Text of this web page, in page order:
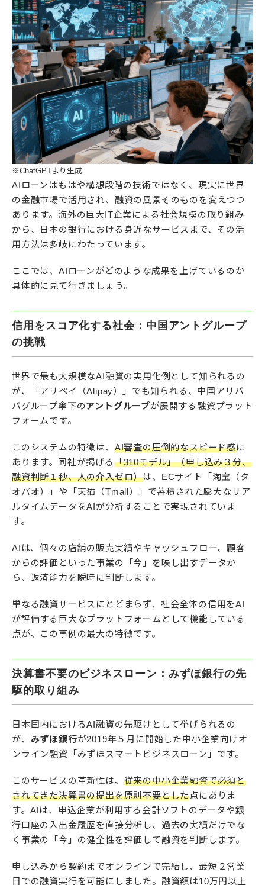
※ChatGPTより生成
AIローンはもはや構想段階の技術ではなく、現実に世界
の金融市場で活用され、融資の風景そのものを変えつつ
あります。海外の巨大IT企業による社会規模の取り組み
から、日本の銀行における身近なサービスまで、その活
用方法は多岐にわたっています。​
ここでは、AIローンがどのような成果を上げているのか
具体的に見て行きましょう。
信用をスコア化する社会：中国アントグループ
の挑戦
世界で最も大規模なAI融資の実用化例として知られるの
が、「アリペイ（Alipay）」でも知られる、中国アリバ
バグループ傘下のアントグループが展開する融資プラット
フォームです。​
このシステムの特徴は、 AI審査の圧倒的なスピード感に
あります。同社が掲げる 「310モデル」（申し込み３分、
融資判断１秒、人の介入ゼロ）は、ECサイト「淘宝（タ
オバオ）」や「天猫（Tmall）」で蓄積された膨大なリア
ルタイムデータをAIが分析することで実現されていま
す。
AIは、個々の店舗の販売実績やキャッシュフロー、顧客
からの評価といった事業の「今」を映し出すデータか
ら、返済能力を瞬時に判断します。​
単なる融資サービスにとどまらず、社会全体の信用をAI
が評価する巨大なプラットフォームとして機能している
点が、この事例の最大の特徴です。​
決算書不要のビジネスローン：みずほ銀行の先
駆的取り組み
日本国内におけるAI融資の先駆けとして挙げられるの
が、 みずほ銀行が2019年５月に開始した中小企業向けオ
ンライン融資「みずほスマートビジネスローン」です。​
このサービスの革新性は、 従来の中小企業融資で必須と
されてきた決算書の提出を原則不要とした点にありま
す。AIは、申込企業が利用する会計ソフトのデータや銀
行口座の入出金履歴を直接分析し、過去の実績だけでな
く事業の「今」の健全性を評価して融資を判断します。
申し込みから契約までオンラインで完結し、最短２営業
日での融資実行を可能にしました。融資額は10万円以上